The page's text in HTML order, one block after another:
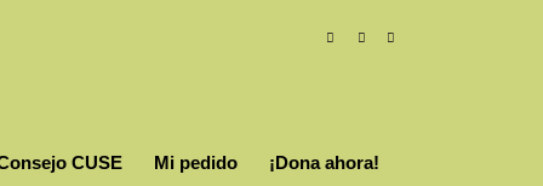
CUSE Mi pedido ¡Dona ahora!